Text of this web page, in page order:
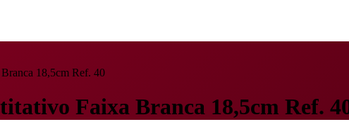
18,5cm Ref. 40
Faixa Branca 18,5cm Ref.